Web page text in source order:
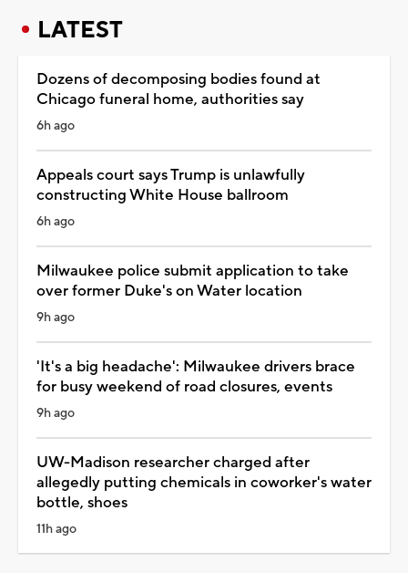
LATEST
Dozens of decomposing bodies found at
Chicago funeral home, authorities say
6h ago
Appeals court says Trump is unlawfully
constructing White House ballroom
6h ago
Milwaukee police submit application to take
over former Duke's on Water location
9h ago
'It's a big headache': Milwaukee drivers brace
for busy weekend of road closures, events
9h ago
UW-Madison researcher charged after
allegedly putting chemicals in coworker's water
bottle, shoes
11h ago